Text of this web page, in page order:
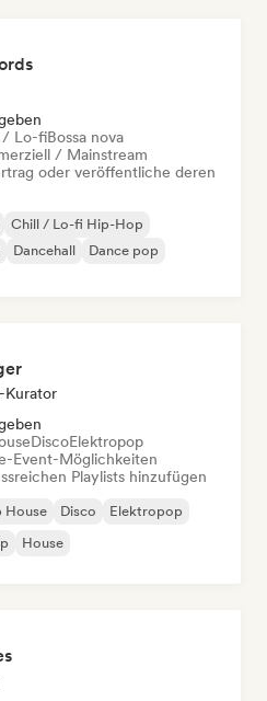
/ Lo-fiBossa nova
/ Mainstream
oder veröffentliche deren
Chill / Lo-fi Hip-Hop
Dancehall
Dance pop
Kurator
DiscoElektropop
Event-Möglichkeiten
Playlists hinzufügen
House Disco
Elektropop
House